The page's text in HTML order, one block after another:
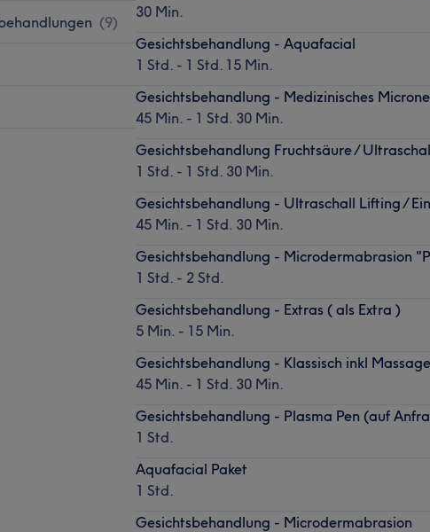
(9)
30 Min.
Gesichtsbehandlung - Aquafacial
1 Std. - 1 Std. 15 Min.
Gesichtsbehandlung - Medizinisches
45 Min. - 1 Std. 30 Min.
Gesichtsbehandlung Fruchtsäure /
1 Std. - 1 Std. 30 Min.
Gesichtsbehandlung - Ultraschall Lifting /
45 Min. - 1 Std. 30 Min.
Gesichtsbehandlung - Microdermabrasion
1 Std. - 2 Std.
Gesichtsbehandlung - Extras ( als Extra )
5 Min. - 15 Min.
Gesichtsbehandlung - Klassisch inkl Massage
45 Min. - 1 Std. 30 Min.
Gesichtsbehandlung - Plasma Pen (auf
1 Std.
Aquafacial Paket
1 Std.
Gesichtsbehandlung - Microdermabrasion